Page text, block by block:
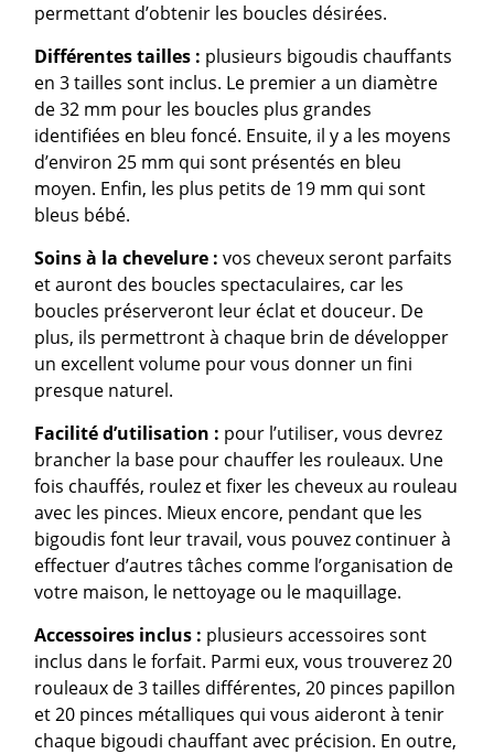
permettant d’obtenir les boucles désirées.
Différentes tailles : plusieurs bigoudis chauffants
en 3 tailles sont inclus. Le premier a un diamètre
de 32 mm pour les boucles plus grandes
identifiées en bleu foncé. Ensuite, il y a les moyens
d’environ 25 mm qui sont présentés en bleu
moyen. Enfin, les plus petits de 19 mm qui sont
bleus bébé.
Soins à la chevelure :vos cheveux seront parfaits
et auront des boucles spectaculaires, car les
boucles préserveront leur éclat et douceur. De
plus, ils permettront à chaque brin de développer
un excellent volume pour vous donner un fini
presque naturel.
Facilité d’utilisation : pour l’utiliser, vous devrez
brancher la base pour chauffer les rouleaux. Une
fois chauffés, roulez et fixer les cheveux au rouleau
avec les pinces. Mieux encore, pendant que les
bigoudis font leur travail, vous pouvez continuer à
effectuer d’autres tâches comme l’organisation de
votre maison, le nettoyage ou le maquillage.
Accessoires inclus : plusieurs accessoires sont
inclus dans le forfait. Parmi eux, vous trouverez 20
rouleaux de 3 tailles différentes, 20 pinces papillon
et 20 pinces métalliques qui vous aideront à tenir
chaque bigoudi chauffant avec précision. En outre,